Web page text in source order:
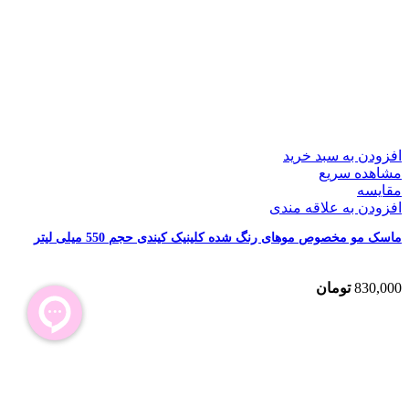
افزودن به سبد خرید
مشاهده سریع
مقایسه
افزودن به علاقه مندی
ماسک مو مخصوص موهای رنگ شده کلینیک کیندی حجم 550 میلی لیتر
830,000 تومان